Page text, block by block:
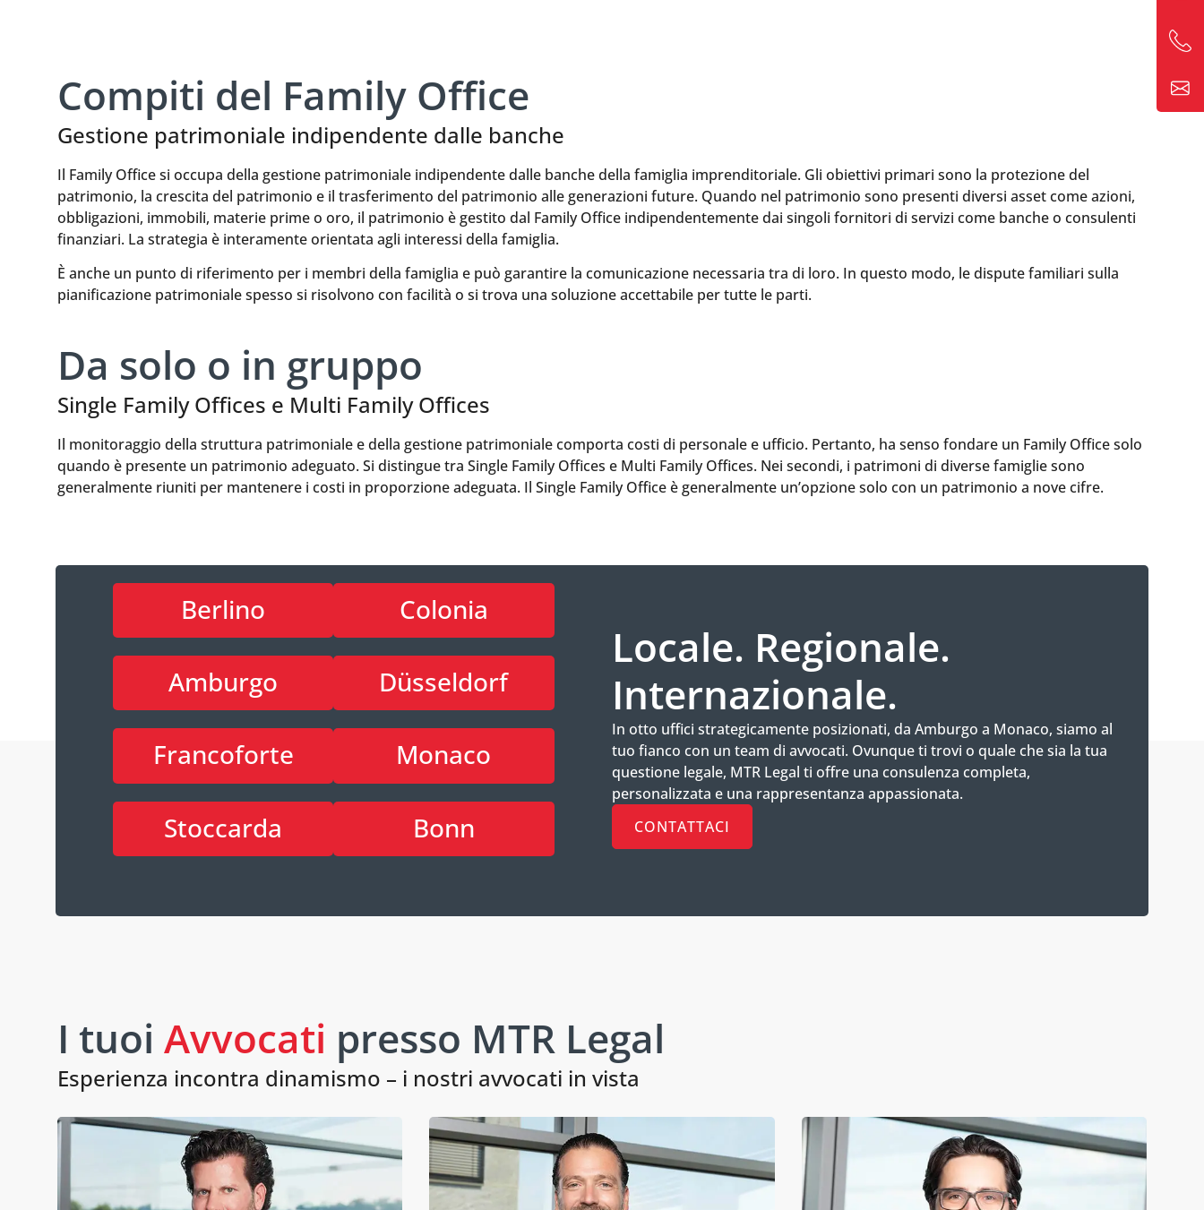
Compiti del Family Office
Gestione patrimoniale indipendente dalle banche
Il Family Office si occupa della gestione patrimoniale indipendente dalle banche della famiglia imprenditoriale. Gli obiettivi primari sono la protezione del
patrimonio, la crescita del patrimonio e il trasferimento del patrimonio alle generazioni future. Quando nel patrimonio sono presenti diversi asset come azioni,
obbligazioni, immobili, materie prime o oro, il patrimonio è gestito dal Family Office indipendentemente dai singoli fornitori di servizi come banche o consulenti
finanziari. La strategia è interamente orientata agli interessi della famiglia.
È anche un punto di riferimento per i membri della famiglia e può garantire la comunicazione necessaria tra di loro. In questo modo, le dispute familiari sulla
pianificazione patrimoniale spesso si risolvono con facilità o si trova una soluzione accettabile per tutte le parti.
Da solo o in gruppo
Single Family Offices e Multi Family Offices
Il monitoraggio della struttura patrimoniale e della gestione patrimoniale comporta costi di personale e ufficio. Pertanto, ha senso fondare un Family Office solo
quando è presente un patrimonio adeguato. Si distingue tra Single Family Offices e Multi Family Offices. Nei secondi, i patrimoni di diverse famiglie sono
generalmente riuniti per mantenere i costi in proporzione adeguata. Il Single Family Office è generalmente un’opzione solo con un patrimonio a nove cifre.
Berlino Colonia
Amburgo Düsseldorf
Francoforte Monaco
Stoccarda Bonn
Locale. Regionale.
Internazionale.
In otto uffici strategicamente posizionati, da Amburgo a Monaco, siamo al
tuo fianco con un team di avvocati. Ovunque ti trovi o quale che sia la tua
questione legale, MTR Legal ti offre una consulenza completa,
personalizzata e una rappresentanza appassionata.
CONTATTACI
I tuoi Avvocati presso MTR Legal
Esperienza incontra dinamismo – i nostri avvocati in vista